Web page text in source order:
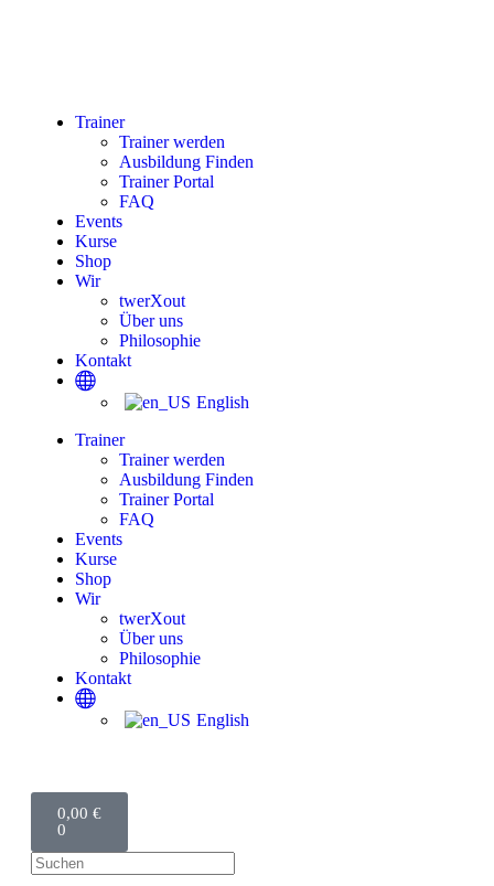
Trainer
Trainer werden
Ausbildung Finden
Trainer Portal
FAQ
Events
Kurse
Shop
Wir
twerXout
Über uns
Philosophie
Kontakt
English
Trainer
Trainer werden
Ausbildung Finden
Trainer Portal
FAQ
Events
Kurse
Shop
Wir
twerXout
Über uns
Philosophie
Kontakt
English
0,00 €
0